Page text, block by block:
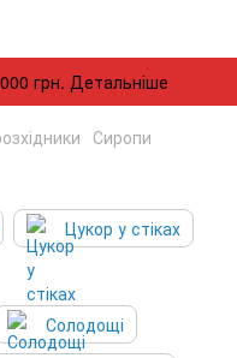
грн. Детальніше
Сиропи
Цукор у стіках
Солодощі